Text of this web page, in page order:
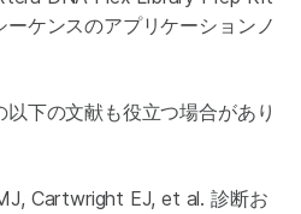
ケンスのアプリケーションノ
下の文献も役立つ場合があり
Cartwright EJ, et al. 診断お